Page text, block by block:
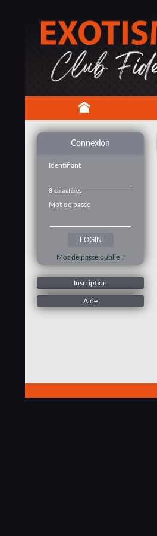
Connexion
Identifiant
8 caractères
Mot de passe
Mot de passe oublié ?
Inscription
Aide